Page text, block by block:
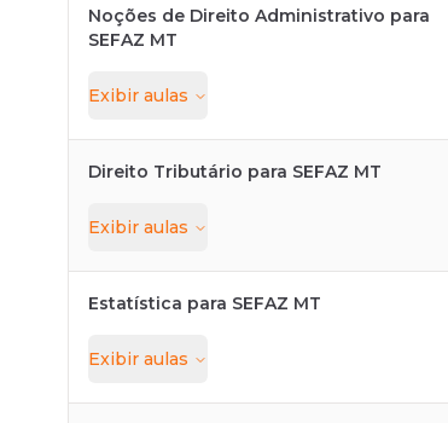
Noções de Direito Administrativo para
SEFAZ MT
Exibir aulas
Direito Tributário para SEFAZ MT
Exibir aulas
Estatística para SEFAZ MT
Exibir aulas